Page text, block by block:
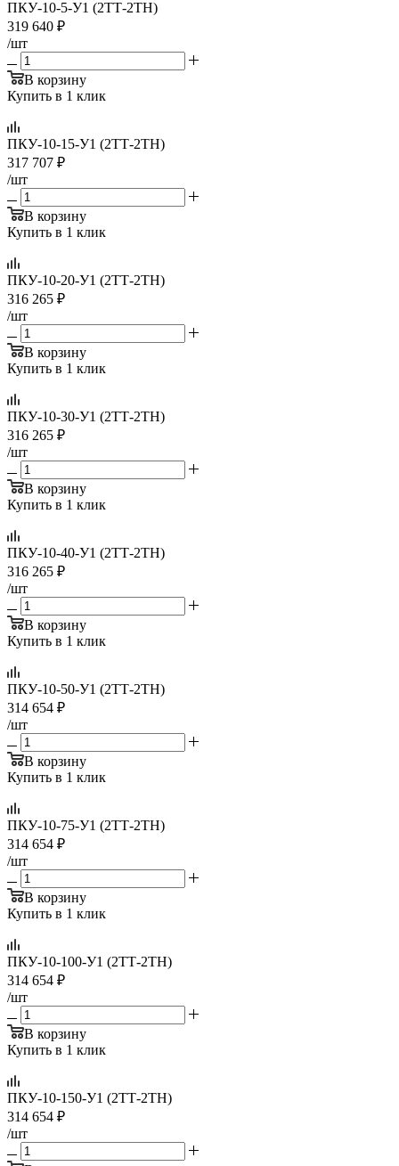
ПКУ-10-5-У1 (2ТТ-2ТН)
319 640 ₽
/шт
В корзину
Купить в 1 клик
ПКУ-10-15-У1 (2ТТ-2ТН)
317 707 ₽
/шт
В корзину
Купить в 1 клик
ПКУ-10-20-У1 (2ТТ-2ТН)
316 265 ₽
/шт
В корзину
Купить в 1 клик
ПКУ-10-30-У1 (2ТТ-2ТН)
316 265 ₽
/шт
В корзину
Купить в 1 клик
ПКУ-10-40-У1 (2ТТ-2ТН)
316 265 ₽
/шт
В корзину
Купить в 1 клик
ПКУ-10-50-У1 (2ТТ-2ТН)
314 654 ₽
/шт
В корзину
Купить в 1 клик
ПКУ-10-75-У1 (2ТТ-2ТН)
314 654 ₽
/шт
В корзину
Купить в 1 клик
ПКУ-10-100-У1 (2ТТ-2ТН)
314 654 ₽
/шт
В корзину
Купить в 1 клик
ПКУ-10-150-У1 (2ТТ-2ТН)
314 654 ₽
/шт